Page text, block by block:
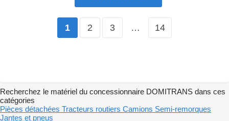
1 2 3 … 14
Recherchez le matériel du concessionnaire DOMITRANS dans ces
catégories
Pièces détachées Tracteurs routiers Camions Semi-remorques
Jantes et pneus